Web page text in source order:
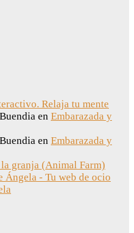
Relaja tu mente
en Embarazada y
en Embarazada y
granja (Animal Farm)
Ángela - Tu web de ocio